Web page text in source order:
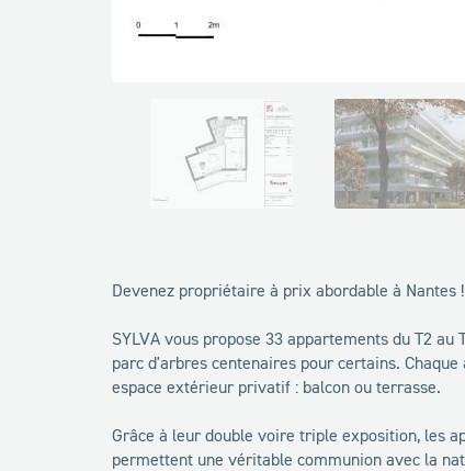
Devenez propriétaire à prix abordable à Nantes !
SYLVA vous propose 33 appartements du T2
parc d'arbres centenaires pour certains.
espace extérieur privatif : balcon ou terrasse.
Grâce à leur double voire triple exposition, les
permettent une véritable communion avec la